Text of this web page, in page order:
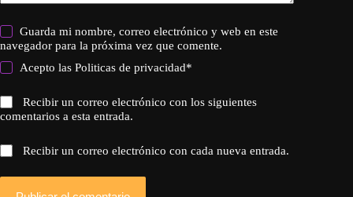
Guarda mi nombre, correo electrónico y web en este
navegador para la próxima vez que comente.
Acepto lasPoliticas de privacidad*
Recibir un correo electrónico con los siguientes
comentarios a esta entrada.
Recibir un correo electrónico con cada nueva entrada.